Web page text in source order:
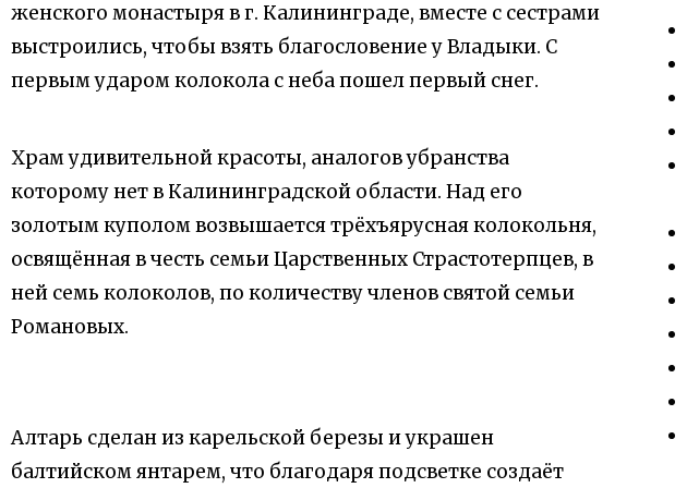
женского монастыря в г. Калининграде, вместе с сестрами
выстроились, чтобы взять благословение у Владыки. С
первым ударом колокола с неба пошел первый снег.
Храм удивительной красоты, аналогов убранства
которому нет в Калининградской области. Над его
золотым куполом возвышается трёхъярусная колокольня,
освящённая в честь семьи Царственных Страстотерпцев, в
ней семь колоколов, по количеству членов святой семьи
Романовых.
Алтарь сделан из карельской березы и украшен
балтийском янтарем, что благодаря подсветке создаёт